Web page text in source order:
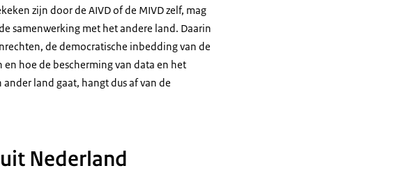
zijn door de AIVD of de MIVD zelf, mag
samenwerking met het andere land. Daarin
de democratische inbedding van de
hoe de bescherming van data en het
land gaat, hangt dus af van de
Nederland